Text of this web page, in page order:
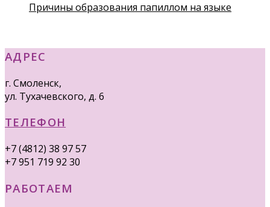
Причины образования папиллом на языке
АДРЕС
г. Смоленск,
ул. Тухачевского, д. 6
ТЕЛЕФОН
+7 (4812) 38 97 57
+7 951 719 92 30
РАБОТАЕМ